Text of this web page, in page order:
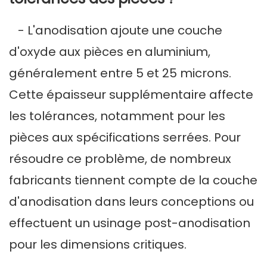
- L'anodisation ajoute une couche
d'oxyde aux pièces en aluminium,
généralement entre 5 et 25 microns.
Cette épaisseur supplémentaire affecte
les tolérances, notamment pour les
pièces aux spécifications serrées. Pour
résoudre ce problème, de nombreux
fabricants tiennent compte de la couche
d'anodisation dans leurs conceptions ou
effectuent un usinage post-anodisation
pour les dimensions critiques.